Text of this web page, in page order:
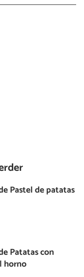
Pastel de patatas
Patatas con
horno